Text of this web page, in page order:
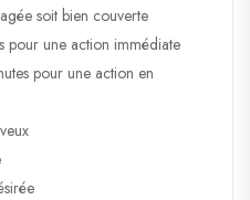
soit bien couverte
pour une action immédiate
pour une action en